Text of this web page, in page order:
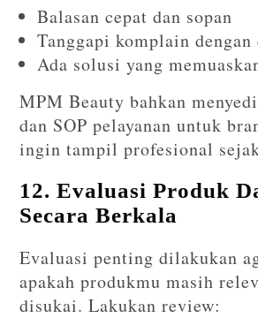
Balasan cepat dan sopan
Tanggapi komplain dengan
Ada solusi yang
MPM Beauty bahkan
dan SOP pelayanan untuk
ingin tampil profesional
12. Evaluasi Produk
Secara Berkala
Evaluasi penting dilakukan
apakah produkmu masih
disukai. Lakukan review: